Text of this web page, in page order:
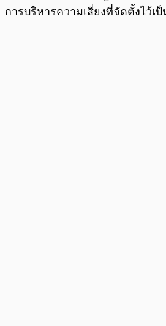
การบริหารความเสี่ยงที่จัดตั้งไว้เ